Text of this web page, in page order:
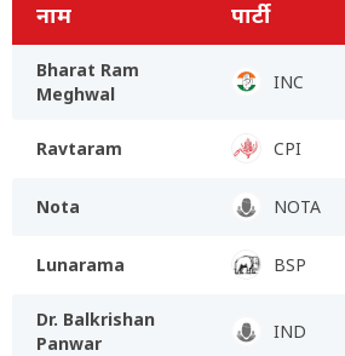
नाम पार्टी
Bharat Ram
Meghwal
INC
Ravtaram CPI
Nota NOTA
Lunarama BSP
Dr. Balkrishan
Panwar
IND